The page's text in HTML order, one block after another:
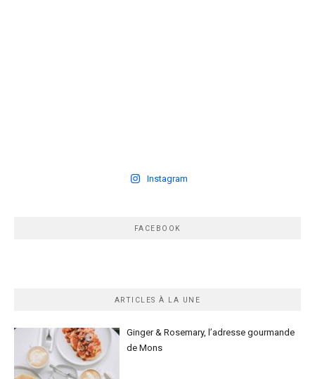
Instagram
FACEBOOK
ARTICLES À LA UNE
Ginger & Rosemary, l’adresse gourmande
de Mons